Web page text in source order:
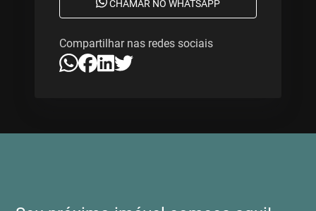
CHAMAR NO WHATSAPP
Compartilhar nas redes sociais